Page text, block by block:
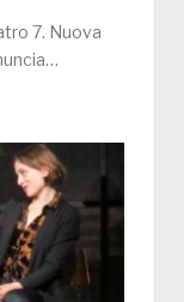
7. Nuova